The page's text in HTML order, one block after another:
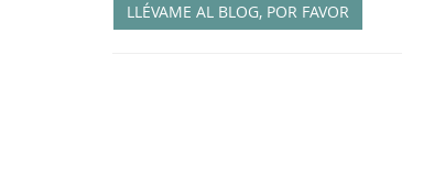
LLÉVAME AL BLOG, POR FAVOR